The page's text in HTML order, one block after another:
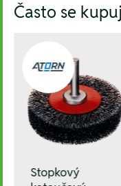
Často se
Stopkový